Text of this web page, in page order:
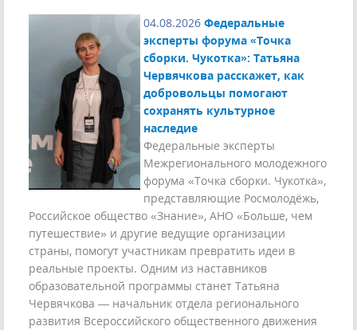
04.08.2026 Федеральные
эксперты форума «Точка
сборки. Чукотка»: Татьяна
Червячкова расскажет, как
добровольцы помогают
сохранять культурное
наследие
Федеральные эксперты
Межрегионального молодежного
форума «Точка сборки. Чукотка»,
представляющие Росмолодёжь,
Российское общество «Знание», АНО «Больше, чем
путешествие» и другие ведущие организации
страны, помогут участникам превратить идеи в
реальные проекты. Одним из наставников
образовательной программы станет Татьяна
Червячкова — начальник отдела регионального
развития Всероссийского общественного движения